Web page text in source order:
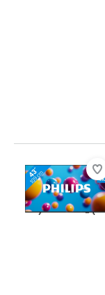
Beoordeling is 8,5